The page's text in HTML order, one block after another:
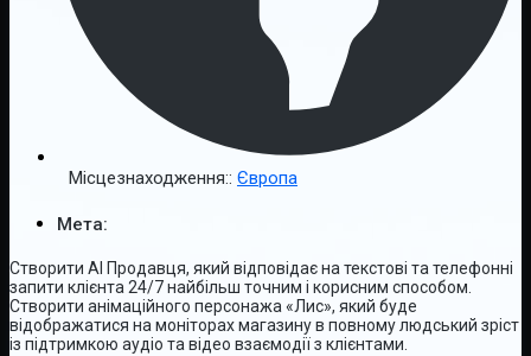
Місцезнаходження:: Європа
Мета:
Створити AI Продавця, який відповідає на текстові та телефонні
запити клієнта 24/7 найбільш точним і корисним способом.
Створити анімаційного персонажа «Лис», який буде
відображатися на моніторах магазину в повному людський зріст
із підтримкою аудіо та відео взаємодії з клієнтами.